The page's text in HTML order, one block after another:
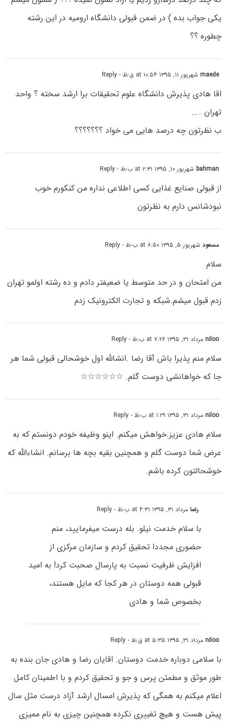
یکی جواب بده ) در ضمن قبولی دانشگاه ارومیه در این رشته
چطوره ؟؟
maedeشهریور ۱۱, ۱۳۹۵ at ۱۰:۵۴ ق٫ظ - Reply
اقا هادی پذیرش دانشگاه علوم تحقیقات برا ارشد سخته ؟ واحد
تهران …..
ب نظرتون چه درصد هایی می خواد ؟؟؟؟؟؟؟
bahmanشهریور ۱۰, ۱۳۹۵ at ۲:۳۱ ب٫ظ - Reply
از قبولی صنایع غذایی کسی اطلاعی نداره من کنکورم خوب
نبودشانس دارم به نظرتون
مسعودشهریور ۵, ۱۳۹۵ at ۸:۵۰ ب٫ظ - Reply
سلام
من امتحان و در حد متوسط یا ضعیفتر دادم و ده رشته اولمو تهران
زدم قبول میشم.شبکه و تجارت الکترونیک زدم
nilooمرداد ۳۱, ۱۳۹۵ at ۷:۲۶ ب٫ظ - Reply
سلام منم پذیرا باش آقا رضا .انشالله اول خوشحالی قبولی شما هر
جا که خواهانشی دوست گلم. ☆☆☆☆☆☆
nilooمرداد ۳۱, ۱۳۹۵ at ۱:۲۹ ب٫ظ - Reply
سلام هادی عزیز.خواهش میکنم. اینو وظیفه خودم دونستم که به
عرض شما دوست گلم و همچنین بقیه بچه ها برسانم. انشاءالله که
خوشحالتون کرده باشم.
رضامرداد ۳۱, ۱۳۹۵ at ۴:۳۱ ب٫ظ - Reply
با سلام خدمت نیلو. بله درست میفرمایید، منم
حضوری مجددا تحقیق کردم و سازمان مرکزی از
افزایش ظرفیت نسبت به پارسال صحبت کرد! به امید
قبولی همه دوستان در هر کجا که مایل هستند،
بخصوص شما و هادی
nilooمرداد ۳۱, ۱۳۹۵ at ۵:۳۵ ق٫ظ - Reply
با سلامی دوباره خدمت دوستان. اقایان رضا و هادی جان بنده به
طور موثق و مطمئن پرس و جو و تحقیق کردم و با اطمینان کامل
اعلام میکنم به همگی که پذیرش امسال ارشد آزاد درست مثل سال
پیش هست و هیچ تغییری نکرده همچنین چیزی به نام ممیزی